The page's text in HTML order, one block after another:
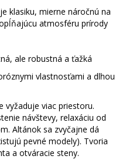
klasiku, mierne náročnú na
atmosféru prírody
ale robustná a ťažká
vlastnosťami a dlhou
vyžaduje viac priestoru.
návštevy, relaxáciu od
Altánok sa zvyčajne dá
pevné modely). Tvoria
a otváracie steny.